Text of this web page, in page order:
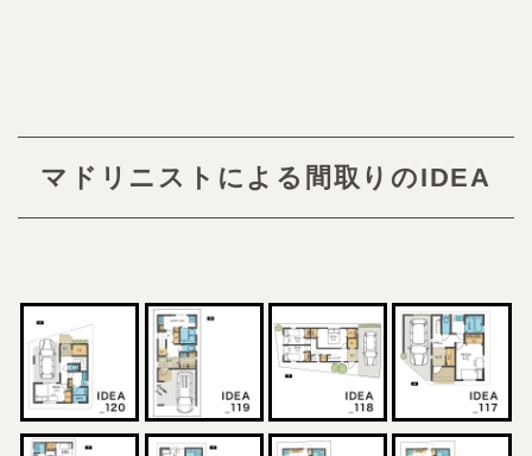
マドリニストによる間取りのIDEA